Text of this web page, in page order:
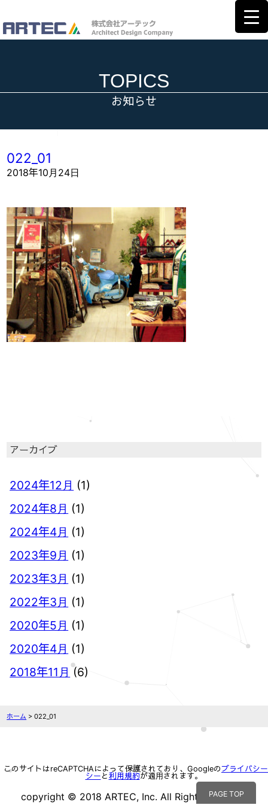
TOPICS
お知らせ
022_01
2018年10月24日
アーカイブ
2024年12月 (1)
2024年8月 (1)
2024年4月 (1)
2023年9月 (1)
2023年3月 (1)
2022年3月 (1)
2020年5月 (1)
2020年4月 (1)
2018年11月 (6)
ホーム > 022_01
このサイトはreCAPTCHAによって保護されており、Googleのプライバシ
シー と 利用規約が適用されます。
copyright © 2018 ARTEC, Inc. All Rights reserved.
PAGE TOP